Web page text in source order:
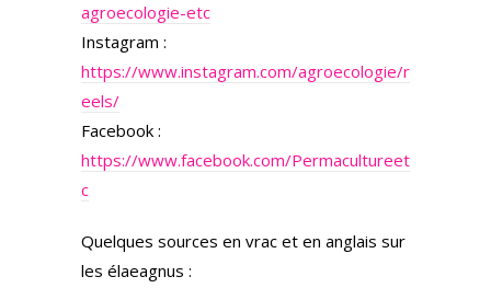
agroecologie-etc
Instagram :
https://www.instagram.com/agroecologie/r
eels/
Facebook :
https://www.facebook.com/Permacultureet
c
Quelques sources en vrac et en anglais sur
les élaeagnus :